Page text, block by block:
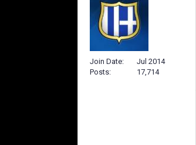
Join Date
Jul 2014
Posts
17,714